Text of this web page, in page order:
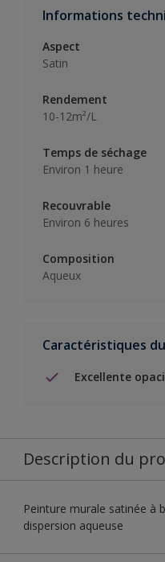
Informations
Aspect
Satin
Rendement
10-12m²/L
Temps de séchage
Environ 1 heure
Recouvrable
Environ 6 heures
Composition
Aqueux
Caractéristiques
Excellente
Description du
Peinture murale satinée à
dispersion aqueuse